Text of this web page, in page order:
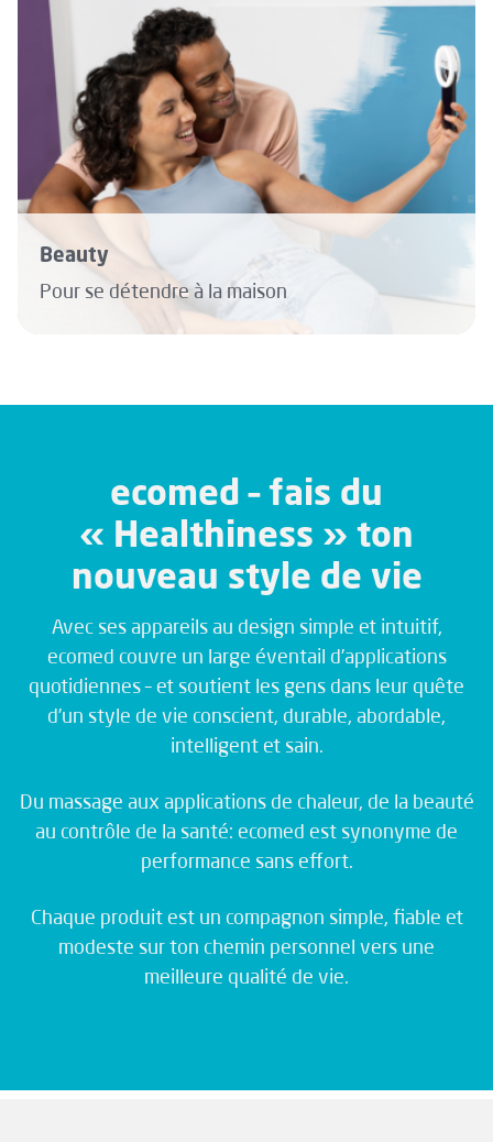
Beauty
Pour se détendre à la maison
ecomed – fais du
« Healthiness » ton
nouveau style de vie
Avec ses appareils au design simple et intuitif,
ecomed couvre un large éventail d’applications
quotidiennes – et soutient les gens dans leur quête
d’un style de vie conscient, durable, abordable,
intelligent et sain.
Du massage aux applications de chaleur, de la beauté
au contrôle de la santé: ecomed est synonyme de
performance sans effort.
Chaque produit est un compagnon simple, fiable et
modeste sur ton chemin personnel vers une
meilleure qualité de vie.